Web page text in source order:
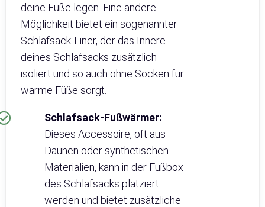
deine Füße legen. Eine andere
Möglichkeit bietet ein sogenannter
Schlafsack-Liner, der das Innere
deines Schlafsacks zusätzlich
isoliert und so auch ohne Socken für
warme Füße sorgt.
Schlafsack-Fußwärmer:
Dieses Accessoire, oft aus
Daunen oder synthetischen
Materialien, kann in der Fußbox
des Schlafsacks platziert
werden und bietet zusätzliche